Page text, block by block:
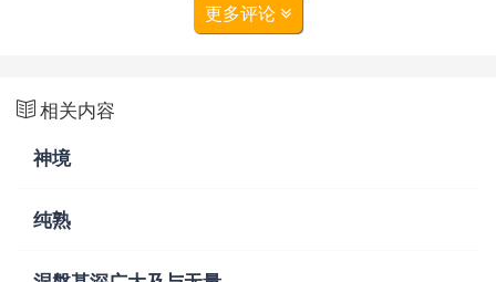
更多评论
相关内容
神境
纯熟